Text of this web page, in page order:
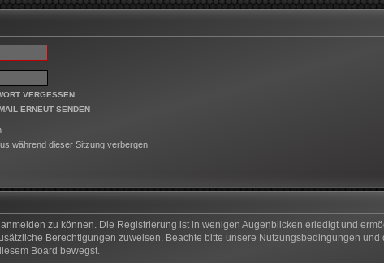
VERGESSEN
ERNEUT SENDEN
während dieser Sitzung verbergen
zu können. Die Registrierung ist in wenigen Augenblicken erledigt und
Berechtigungen zuweisen. Beachte bitte unsere Nutzungsbedingungen
Board bewegst.